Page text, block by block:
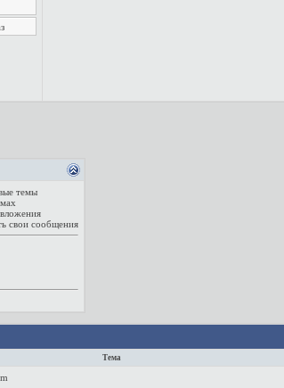
темы
свои сообщения
Тема